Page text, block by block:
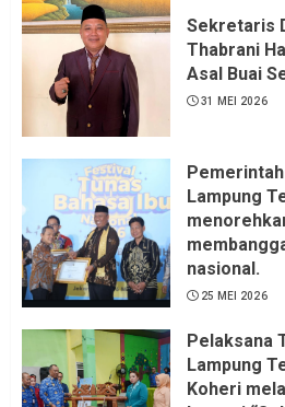
Sekretaris
Thabrani
Asal Buai
31 MEI 2026
Lampung
nasional.
25 MEI 2026
Pelaksana
Lampung
Koheri